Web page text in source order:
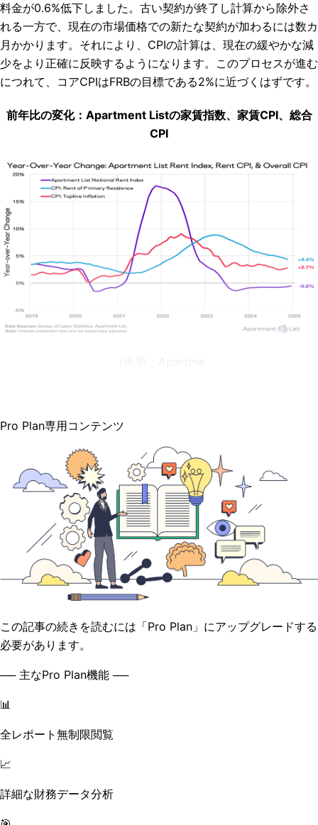
料金が0.6%低下しました。古い契約が終了し計算から除外さ
れる一方で、現在の市場価格での新たな契約が加わるには数カ
月かかります。それにより、CPIの計算は、現在の緩やかな減
少をより正確に反映するようになります。このプロセスが進む
につれて、コアCPIはFRBの目標である2%に近づくはずです。
前年比の変化：Apartment Listの家賃指数、家賃CPI、総合
CPI
Pro Plan専用コンテンツ
この記事の続きを読むには「Pro Plan」にアップグレードする
必要があります。
── 主なPro Plan機能 ──
📊
全レポート無制限閲覧
📈
詳細な財務データ分析